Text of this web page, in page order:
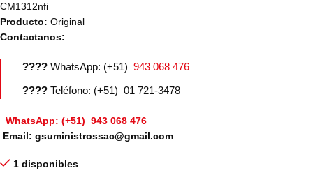
CM1312nfi
Producto: Original
Contactanos:
???? WhatsApp: (+51) 943 068 476
???? Teléfono: (+51) 01 721-3478
WhatsApp: (+51) 943 068 476
Email: gsuministrossac@gmail.com
1 disponibles